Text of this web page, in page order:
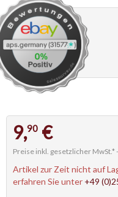
9,90 €
Preise inkl. gesetzlicher MwSt.* -
Artikel zur Zeit nicht auf
erfahren Sie unter +49